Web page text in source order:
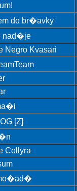
do br�avky
nad�je
Negro Kvasari
[Z]
Collyra